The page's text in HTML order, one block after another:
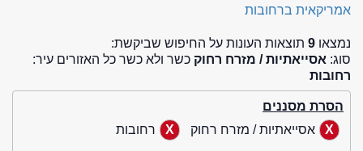
אמריקאית ברחובות
נמצאו 9 תוצאות העונות על החיפוש שביקשת:
סוג: אסייאתיות / מזרח רחוק כשר ולא כשר כל האזורים עיר:
רחובות
הסרת מסננים
אסייאתיות / מזרח רחוק
רחובות